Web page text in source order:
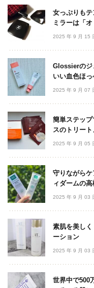
女っぷりも
ミラーは「オ
2025 年 9 月 15
Glossierのジ
いい血色ほっ
2025 年 9 月 07
簡単ステッ
スのトリー
2025 年 9 月 05
守りながら
ィダームの
2025 年 9 月 03
素肌を美し
ーション
2025 年 9 月 03
世界中で500